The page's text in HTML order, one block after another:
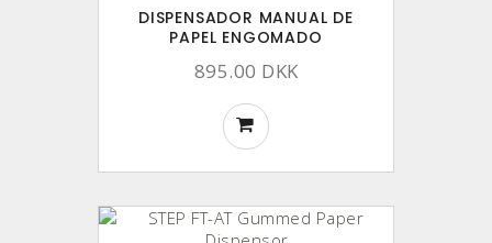
DISPENSADOR MANUAL DE
PAPEL ENGOMADO
895.00 DKK